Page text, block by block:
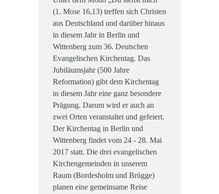
(1. Mose 16,13) treffen sich Christen
aus Deutschland und darüber hinaus
in diesem Jahr in Berlin und
Wittenberg zum 36. Deutschen
Evangelischen Kirchentag. Das
Jubiläumsjahr (500 Jahre
Reformation) gibt dem Kirchentag
in diesem Jahr eine ganz besondere
Prägung. Darum wird er auch an
zwei Orten veranstaltet und gefeiert.
Der Kirchentag in Berlin und
Wittenberg findet vom 24 - 28. Mai
2017 statt. Die drei evangelischen
Kirchengemeinden in unserem
Raum (Bordesholm und Brügge)
planen eine gemeinsame Reise